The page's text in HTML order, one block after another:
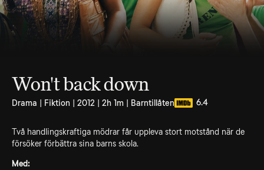
Won't back down
Drama | Fiktion | 2012 | 2h 1m | Barntillåten 6.4
Två handlingskraftiga mödrar får uppleva stort motstånd när de
försöker förbättra sina barns skola.
Med: